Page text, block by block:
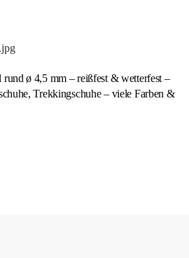
ø 4,5 mm – reißfest & wetterfest –
Trekkingschuhe – viele Farben &